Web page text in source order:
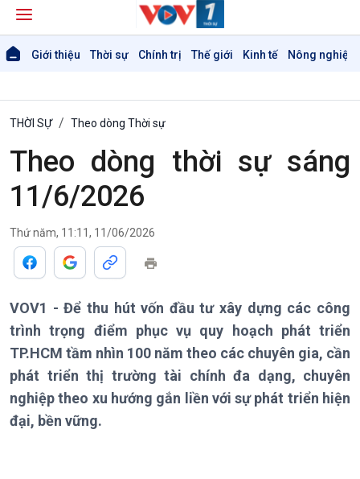
Giới thiệu Thời sự Chính trị Thế giới Kinh tế Nông nghiệp
Giới thiệu
Thời sự 18h
Thời sự 21h30
Bản tin
Chuyên mục
Theo dòng Thời sự
THỜI SỰ Theo dòng Thời sự
Theo dòng thời sự sáng
11/6/2026
Thứ năm, 11:11, 11/06/2026
VOV1 - Để thu hút vốn đầu tư xây dựng các công
trình trọng điểm phục vụ quy hoạch phát triển
TP.HCM tầm nhìn 100 năm theo các chuyên gia, cần
phát triển thị trường tài chính đa dạng, chuyên
nghiệp theo xu hướng gắn liền với sự phát triển hiện
đại, bền vững.